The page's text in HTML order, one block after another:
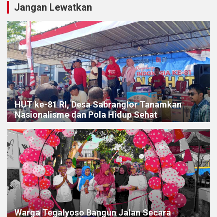
Jangan Lewatkan
HUT ke-81 RI, Desa Sabranglor Tanamkan
Nasionalisme dan Pola Hidup Sehat
Warga Tegalyoso Bangun Jalan Secara